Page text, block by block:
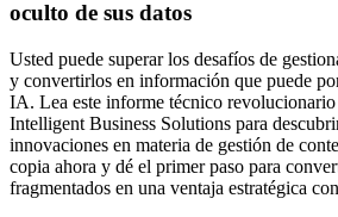
oculto de sus datos
Usted puede superar los desafíos de
y convertirlos en información que puede
IA. Lea este informe técnico
Intelligent Business Solutions para
innovaciones en materia de gestión de
copia ahora y dé el primer paso para
fragmentados en una ventaja estratégica